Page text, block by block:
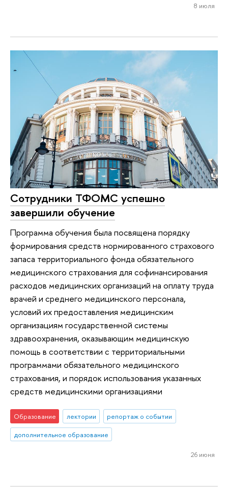
8 июля
Сотрудники ТФОМС успешно
завершили обучение
Программа обучения была посвящена порядку
формирования средств нормированного страхового
запаса территориального фонда обязательного
медицинского страхования для софинансирования
расходов медицинских организаций на оплату труда
врачей и среднего медицинского персонала,
условий их предоставления медицинским
организациям государственной системы
здравоохранения, оказывающим медицинскую
помощь в соответствии с территориальными
программами обязательного медицинского
страхования, и порядок использования указанных
средств медицинскими организациями
Образование лектории
репортаж о событии
дополнительное образование
26 июня